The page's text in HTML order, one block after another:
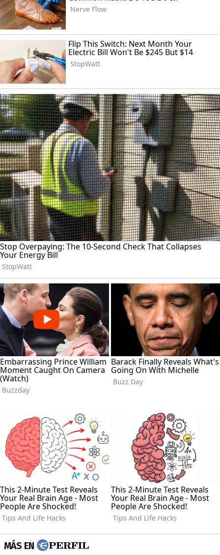
MÁS EN